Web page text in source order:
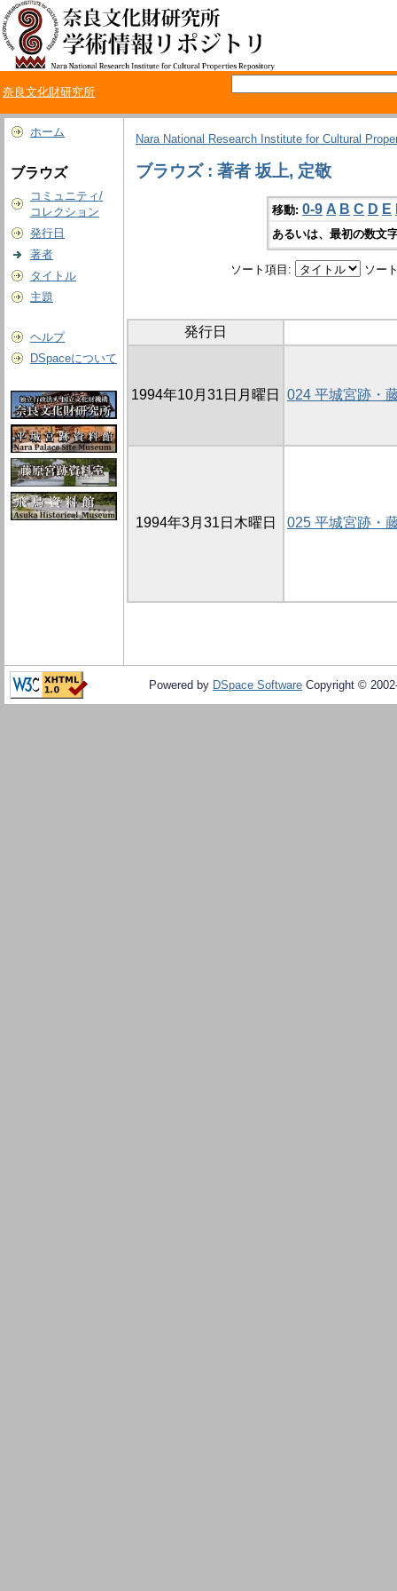
奈良文化財研究所
ホーム
ブラウズ
コミュニティ/
コレクション
発行日
著者
タイトル
主題
ヘルプ
DSpaceについて
Nara National Research Institute for Cultural
ブラウズ : 著者 坂上, 定敬
移動: 0-9 A B C D E
あるいは、最初の数文
ソート項目: ソー
発行日
1994年10月31日月曜日 024 平城宮跡・
1994年3月31日木曜日 025 平城宮跡・
Powered by DSpace Software Copyright ©